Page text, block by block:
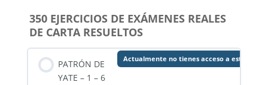
350 EJERCICIOS DE EXÁMENES REALES
DE CARTA RESUELTOS
PATRÓN DE
YATE – 1 – 6
Actualmente no tienes acceso a este